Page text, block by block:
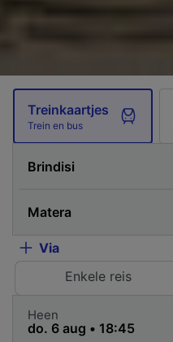
Treinkaartjes
Trein en bus
Via
Enkele reis
Heen